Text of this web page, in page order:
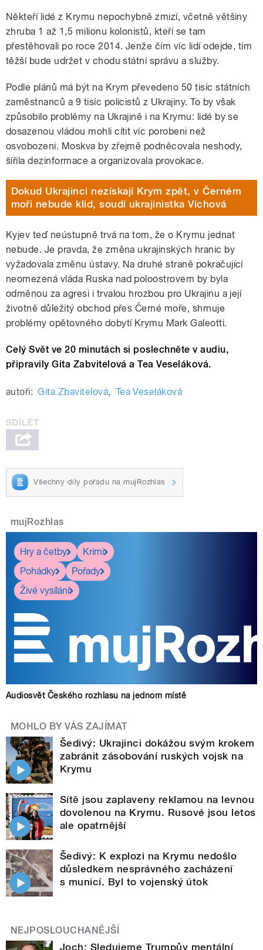
Někteří lidé z Krymu nepochybně zmizí, včetně většiny
zhruba 1 až 1,5 milionu kolonistů, kteří se tam
přestěhovali po roce 2014. Jenže čím víc lidí odejde, tím
těžší bude udržet v chodu státní správu a služby.
Podle plánů má být na Krym převedeno 50 tisíc státních
zaměstnanců a 9 tisíc policistů z Ukrajiny. To by však
způsobilo problémy na Ukrajině i na Krymu: lidé by se
dosazenou vládou mohli cítit víc porobeni než
osvobozeni. Moskva by zřejmě podněcovala neshody,
šířila dezinformace a organizovala provokace.
Dokud Ukrajinci nezískají Krym zpět, v Černém
moři nebude klid, soudí ukrajinistka Víchová
Kyjev teď neústupně trvá na tom, že o Krymu jednat
nebude. Je pravda, že změna ukrajinských hranic by
vyžadovala změnu ústavy. Na druhé straně pokračující
neomezená vláda Ruska nad poloostrovem by byla
odměnou za agresi i trvalou hrozbou pro Ukrajinu a její
životně důležitý obchod přes Černé moře, shrnuje
problémy opětovného dobytí Krymu Mark Galeotti.
Celý Svět ve 20 minutách si poslechněte v audiu,
připravily Gita Zabvitelová a Tea Veseláková.
autoři: Gita Zbavitelová, Tea Veseláková
Všechny díly pořadu na mujRozhlas
mujRozhlas
Hry a četby
Krimi
Pohádky
Pořady
Živé vysílání
Audiosvět Českého rozhlasu na jednom místě
MOHLO BY VÁS ZAJÍMAT
Šedivý: Ukrajinci dokážou svým krokem
zabránit zásobování ruských vojsk na
Krymu
Sítě jsou zaplaveny reklamou na levnou
dovolenou na Krymu. Rusové jsou letos
ale opatrnější
Šedivý: K explozi na Krymu nedošlo
důsledkem nesprávného zacházení
s municí. Byl to vojenský útok
NEJPOSLOUCHANĚJŠÍ
Joch: Sledujeme Trumpův mentální